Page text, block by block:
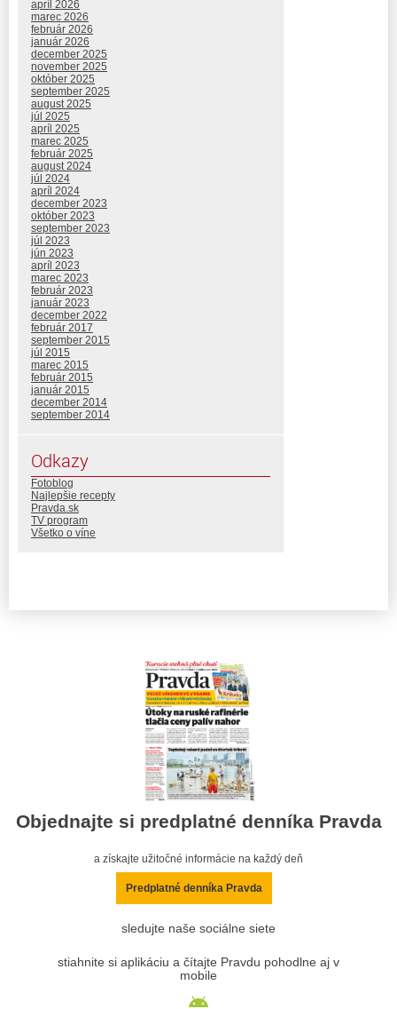
apríl 2026
marec 2026
február 2026
január 2026
december 2025
november 2025
október 2025
september 2025
august 2025
júl 2025
apríl 2025
marec 2025
február 2025
august 2024
júl 2024
apríl 2024
december 2023
október 2023
september 2023
júl 2023
jún 2023
apríl 2023
marec 2023
február 2023
január 2023
december 2022
február 2017
september 2015
júl 2015
marec 2015
február 2015
január 2015
december 2014
september 2014
Odkazy
Fotoblog
Najlepšie recepty
Pravda.sk
TV program
Všetko o víne
Objednajte si predplatné denníka Pravda
a získajte užitočné informácie na každý deň
Predplatné denníka Pravda
sledujte naše sociálne siete
stiahnite si aplikáciu a čítajte Pravdu pohodlne aj v
mobile